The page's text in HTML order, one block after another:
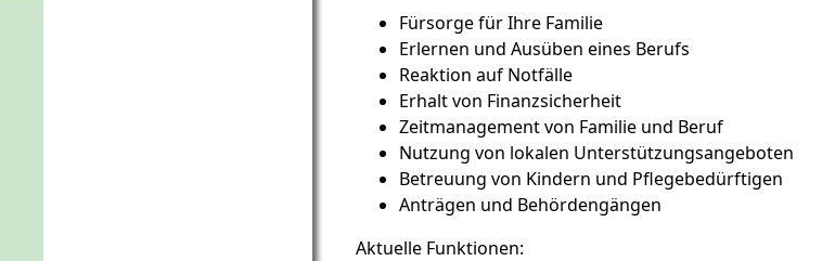
Fürsorge für Ihre Familie
Erlernen und Ausüben eines Berufs
Reaktion auf Notfälle
Erhalt von Finanzsicherheit
Zeitmanagement von Familie und Beruf
Nutzung von lokalen Unterstützungsangeboten
Betreuung von Kindern und Pflegebedürftigen
Anträgen und Behördengängen
Aktuelle Funktionen: